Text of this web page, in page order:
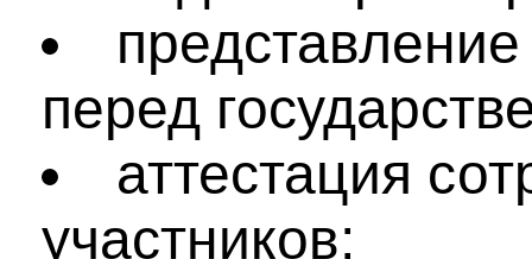
перед
аттестация
участников;